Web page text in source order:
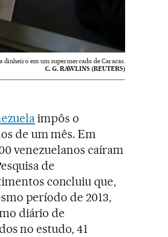
dinheiro em um supermercado de Caracas.
C. G. RAWLINS (REUTERS)
impôs o
de um mês. Em
venezuelanos caíram
de
concluiu que,
período de 2013,
diário de
no estudo, 41